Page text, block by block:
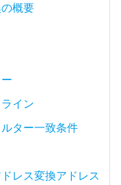
概要
イン
ター一致条件
レス変換アドレス